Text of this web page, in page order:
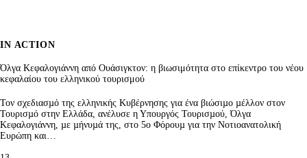
IN ACTION
Όλγα Κεφαλογιάννη από Ουάσιγκτον: η βιωσιμότητα στο επίκεντρο του νέου
κεφαλαίου του ελληνικού τουρισμού
Τον σχεδιασµό της ελληνικής Κυβέρνησης για ένα βιώσιµο µέλλον στον
Τουρισµό στην Ελλάδα, ανέλυσε η Υπουργός Τουρισµού, Όλγα
Κεφαλογιάννη, µε µήνυµά της, στο 5ο Φόρουµ για την Νοτιοανατολική
Ευρώπη και…